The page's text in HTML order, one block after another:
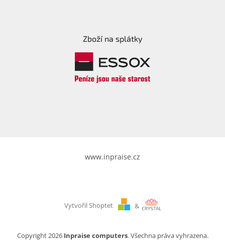
Zboží na splátky
www.inpraise.cz
Vytvořil Shoptet &
Copyright 2026 Inpraise computers. Všechna práva vyhrazena.